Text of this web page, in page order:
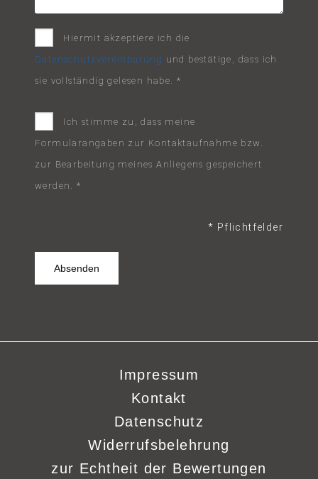
Hiermit akzeptiere ich die
Datenschutzvereinbarung und bestätige, dass ich
sie vollständig gelesen habe. *
Ich stimme zu, dass meine
Formularangaben zur Kontaktaufnahme bzw.
zur Bearbeitung meines Anliegens gespeichert
werden. *
* Pflichtfelder
Impressum
Kontakt
Datenschutz
Widerrufsbelehrung
zur Echtheit der Bewertungen